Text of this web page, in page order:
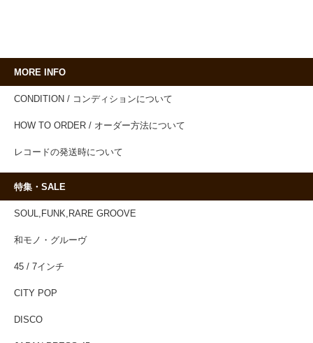
MORE INFO
CONDITION / コンディションについて
HOW TO ORDER / オーダー方法について
レコードの発送時について
特集・SALE
SOUL,FUNK,RARE GROOVE
和モノ・グルーヴ
45 / 7インチ
CITY POP
DISCO